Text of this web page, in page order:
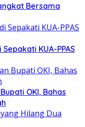
Bersama
KUA-PPAS
OKI, Bahas